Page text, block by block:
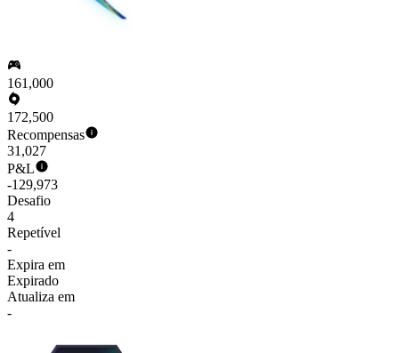
161,000
172,500
Recompensas
31,027
P&L
-129,973
Desafio
4
Repetível
-
Expira em
Expirado
Atualiza em
-